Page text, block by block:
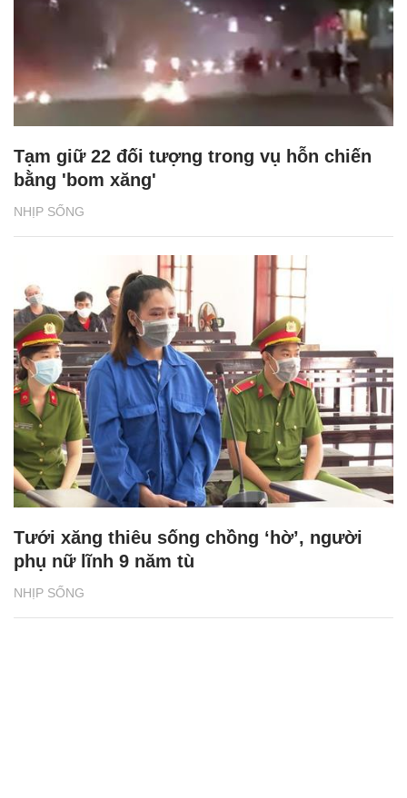
NHỊP SỐNG
Tạm giữ 22 đối tượng trong vụ hỗn chiến
bằng 'bom xăng'
NHỊP SỐNG
Tưới xăng thiêu sống chồng ‘hờ’, người
phụ nữ lĩnh 9 năm tù